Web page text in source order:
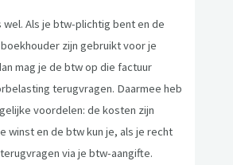
wel. Als je btw-plichtig bent en de
zijn gebruikt voor je
mag je de btw op die factuur
terugvragen. Daarmee heb
voordelen: de kosten zijn
winst en de btw kun je, als je recht
via je btw-aangifte.